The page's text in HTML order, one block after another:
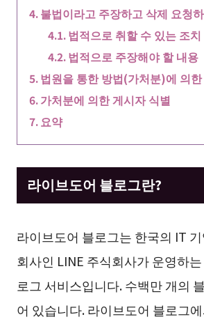
불법이라고 주장하고 삭제 요청
법적으로 취할 수 있는 조치
법적으로 주장해야 할 내용
법원을 통한 방법(가처분)에 의
가처분에 의한 게시자 식별
요약
라이브도어 블로그란?
라이브도어 블로그는 한국의 IT
회사인 LINE 주식회사가 운영하
로그 서비스입니다. 수백만 개의
어 있습니다. 라이브도어 블로그